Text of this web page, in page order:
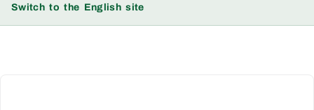
Switch to the English site